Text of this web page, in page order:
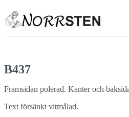
B437
Framsidan polerad. Kanter och
Text försänkt vitmålad.